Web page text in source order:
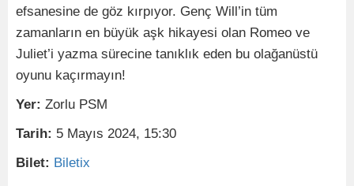
efsanesine de göz kırpıyor. Genç Will’in tüm
zamanların en büyük aşk hikayesi olan Romeo ve
Juliet’i yazma sürecine tanıklık eden bu olağanüstü
oyunu kaçırmayın!
Yer: Zorlu PSM
Tarih: 5 Mayıs 2024, 15:30
Bilet: Biletix